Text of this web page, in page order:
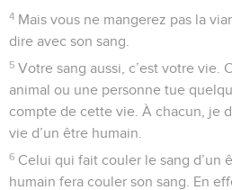
4 Mais vous ne mangerez pas la
dire avec son sang.
5 Votre sang aussi, c’est votre vie.
animal ou une personne tue
compte de cette vie. À chacun, je
vie d’un être humain.
6 Celui qui fait couler le sang d’un
humain fera couler son sang. En